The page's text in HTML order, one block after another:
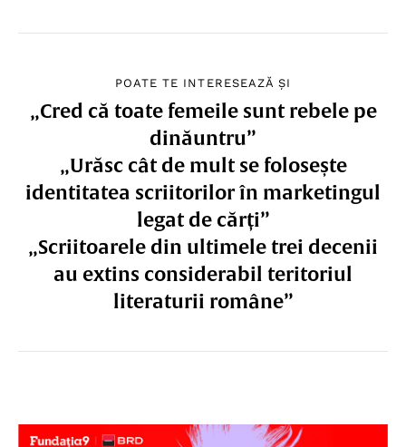
POATE TE INTERESEAZĂ ȘI
„Cred că toate femeile sunt rebele pe
dinăuntru”
„Urăsc cât de mult se folosește
identitatea scriitorilor în marketingul
legat de cărți”
„Scriitoarele din ultimele trei decenii
au extins considerabil teritoriul
literaturii române”